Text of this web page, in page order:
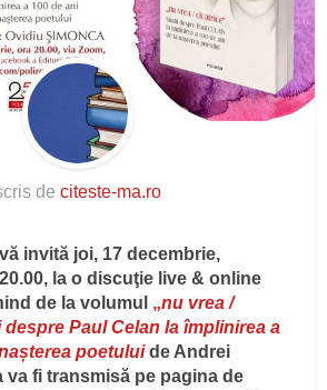
de citeste-ma.ro
invită joi, 17 decembrie,
la o discuţie live & online
de la volumul „nu vrea /
despre Paul Celan la împlinirea a
poetuluide Andrei
va fi transmisă pe pagina de